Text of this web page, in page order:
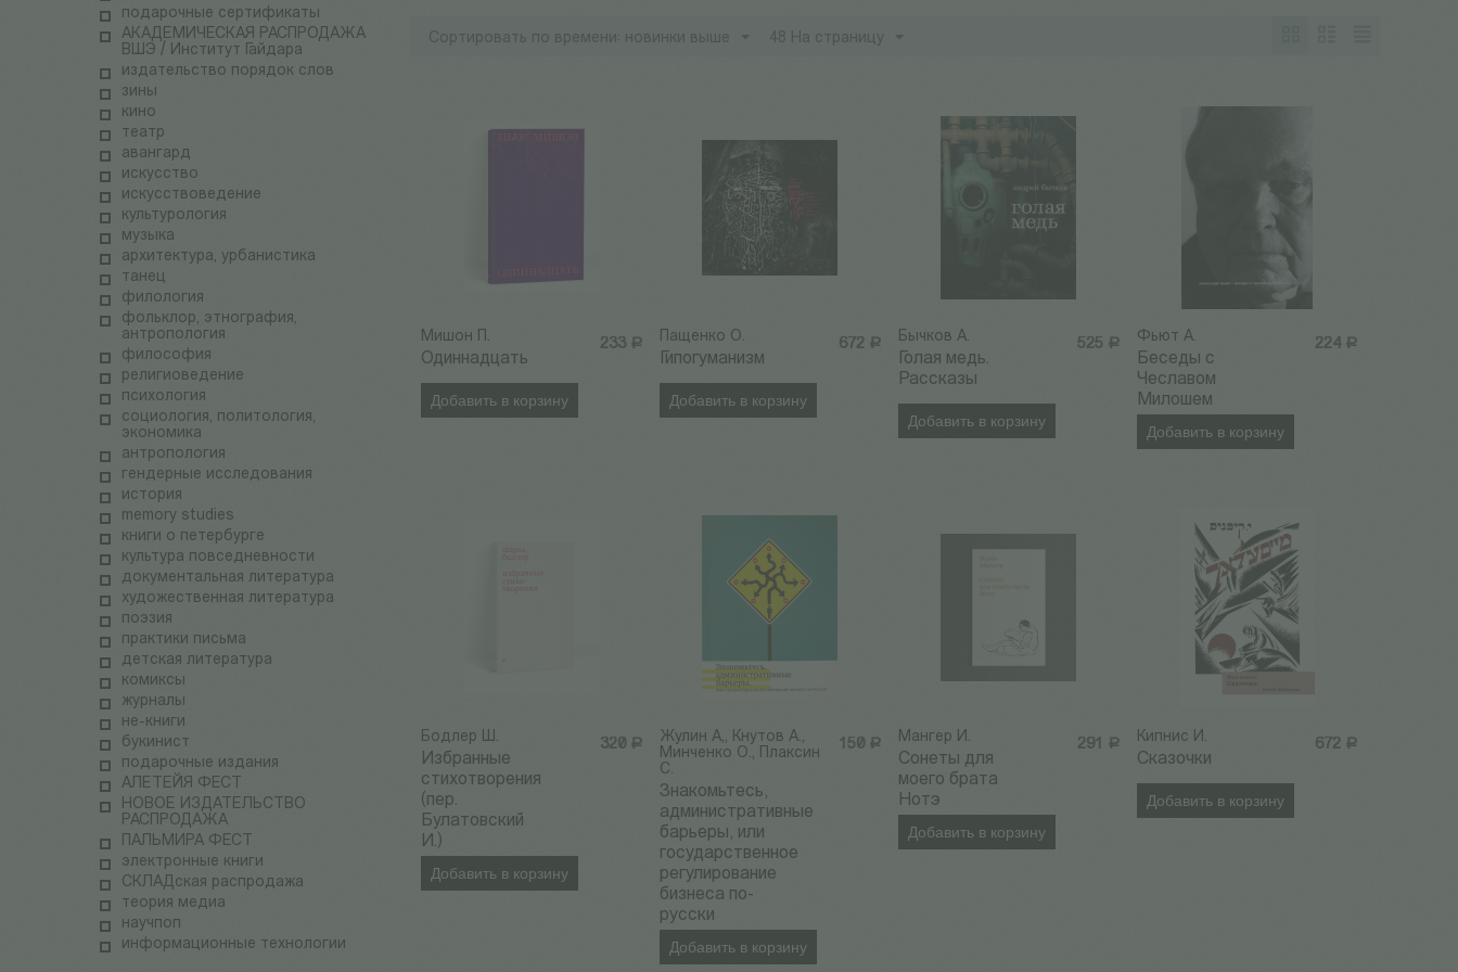
подарочные сертификаты
АКАДЕМИЧЕСКАЯ РАСПРОДАЖА
ВШЭ / Институт Гайдара
издательство порядок слов
зины
кино
театр
авангард
искусство
искусствоведение
культурология
музыка
архитектура, урбанистика
танец
филология
фольклор, этнография,
антропология
философия
религиоведение
психология
социология, политология,
экономика
антропология
гендерные исследования
история
memory studies
книги о петербурге
культура повседневности
документальная литература
художественная литература
поэзия
практики письма
детская литература
комиксы
журналы
не-книги
букинист
подарочные издания
АЛЕТЕЙЯ ФЕСТ
НОВОЕ ИЗДАТЕЛЬСТВО
РАСПРОДАЖА
ПАЛЬМИРА ФЕСТ
электронные книги
СКЛАДская распродажа
теория медиа
научпоп
информационные технологии
Сортировать по времени: новинки выше 48 На страницу
233 Р
Мишон П.
Одиннадцать
Добавить в корзину
672 Р
Пащенко О.
Гипогуманизм
Добавить в корзину
525 Р
Бычков А.
Голая медь.
Рассказы
Добавить в корзину
224 Р
Фьют А.
Беседы с
Чеславом
Милошем
Добавить в корзину
320 Р
Бодлер Ш.
Избранные
стихотворения
(пер.
Булатовский
И.)
Добавить в корзину
150 Р
Жулин А,, Кнутов А.,
Минченко О., Плаксин
С.
Знакомьтесь,
административные
барьеры, или
государственное
регулирование
бизнеса по-
русски
Добавить в корзину
291 Р
Мангер И.
Сонеты для
моего брата
Нотэ
Добавить в корзину
672 Р
Кипнис И.
Сказочки
Добавить в корзину